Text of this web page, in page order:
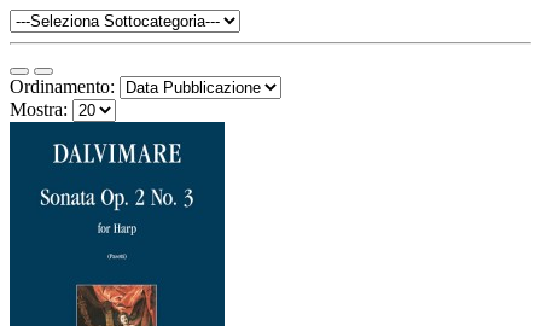
Ordinamento:
Mostra: